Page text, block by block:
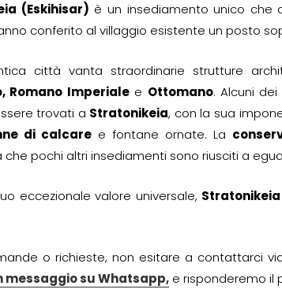
(Eskihisar) è un insediamento unico che
conferito al villaggio esistente un posto
città vanta straordinarie strutture
Romano Imperialee Ottomano. Alcuni
trovati a Stratonikeia, con la sua
di calcare e fontane ornate. La
che pochi altri insediamenti sono riusciti a
eccezionale valore universale, Stratonikeia
o richieste, non esitare a contattarci
messaggio su Whatsapp, e risponderemo il